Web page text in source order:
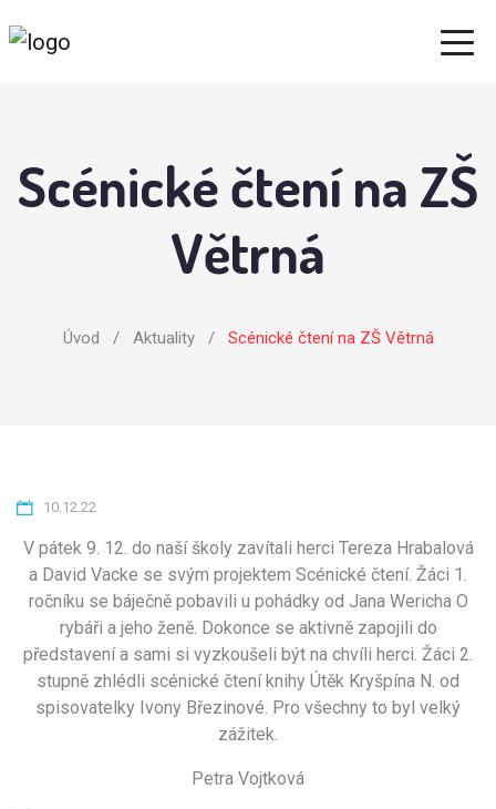
Scénické čtení na ZŠ
Větrná
Úvod / Aktuality / Scénické čtení na ZŠ Větrná
10.12.22
V pátek 9. 12. do naší školy zavítali herci Tereza Hrabalová
a David Vacke se svým projektem Scénické čtení. Žáci 1.
ročníku se báječně pobavili u pohádky od Jana Wericha O
rybáři a jeho ženě. Dokonce se aktivně zapojili do
představení a sami si vyzkoušeli být na chvíli herci. Žáci 2.
stupně zhlédli scénické čtení knihy Útěk Kryšpína N. od
spisovatelky Ivony Březinové. Pro všechny to byl velký
zážitek.
Petra Vojtková